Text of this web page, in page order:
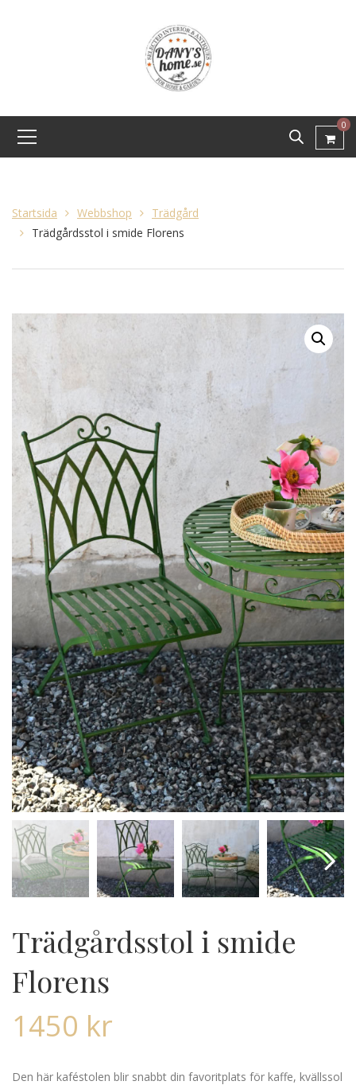
0
Startsida Webbshop
Trädgård
Trädgårdsstol i smide Florens
Trädgårdsstol i smide
Florens
1450 kr
Den här kaféstolen blir snabbt din favoritplats för kaffe, kvällssol